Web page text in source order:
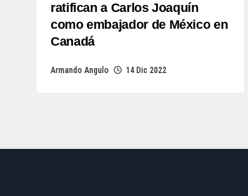
ratifican a Carlos Joaquín
como embajador de México en
Canadá
Armando Angulo 14 Dic 2022